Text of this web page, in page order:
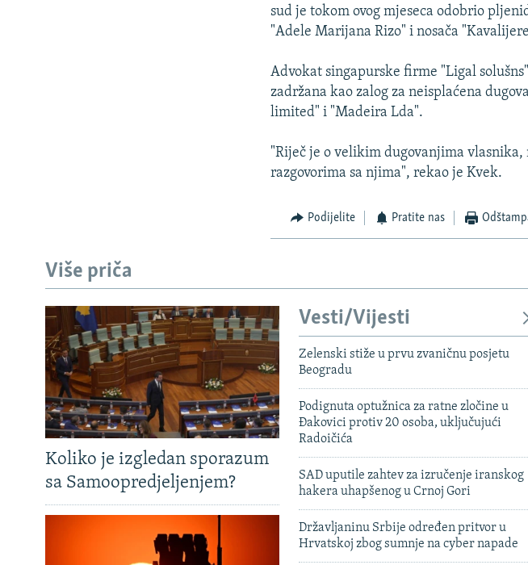
TRI DECENIJE OD RATA U BIH
SVE KARTE DEJTONA
NASTANAK I RASPAD JUGOSLAVIJE
sud je tokom ovog mjeseca odobrio
"Adele Marijana Rizo" i nosača
Advokat singapurske firme "Ligal
zadržana kao zalog za neisplaćena
limited" i "Madeira Lda".
"Riječ je o velikim dugovanjima
razgovorima sa njima", rekao je Kvek.
Podijelite Pratite nas
Više priča
Koliko je izgledan sporazum
sa Samoopredjeljenjem?
Vesti/Vijesti
Zelenski stiže u prvu zvaničnu posjetu
Beogradu
Podignuta optužnica za ratne zločine u
Đakovici protiv 20 osoba, uključujući
Radoičića
SAD uputile zahtev za izručenje iranskog
hakera uhapšenog u Crnoj Gori
Državljaninu Srbije određen pritvor u
Hrvatskoj zbog sumnje na cyber napade